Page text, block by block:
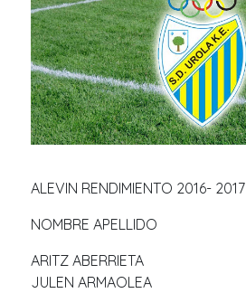
ALEVIN RENDIMIENTO 2016- 2017
NOMBRE APELLIDO
ARITZ ABERRIETA
JULEN ARMAOLEA